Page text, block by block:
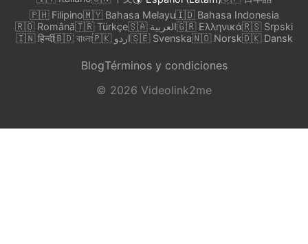
🇵🇭 Filipino🇲🇾 Bahasa Melayu🇮🇩 Bahasa Indonesia
🇷🇴 Română🇹🇷 Türkçe 🇸🇦 العربية🇬🇷 Ελληνικά🇷🇸 Srpski
🇮🇳 हिन्दी🇧🇩 বাংলা 🇵🇰 اردو🇸🇪 Svenska🇳🇴 Norsk🇩🇰 Dansk
BlogTérminos y condiciones
© 2026 Videolink2me